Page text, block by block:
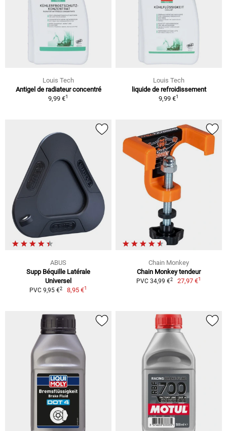
Louis Tech
Antigel de radiateur concentré
9,99 €1
Louis Tech
liquide de refroidissement
9,99 €1
ABUS
Supp Béquille Latérale
Universel
PVC 9,95 €2 8,95 €1
Chain Monkey
Chain Monkey tendeur
PVC 34,99 €2 27,97 €1